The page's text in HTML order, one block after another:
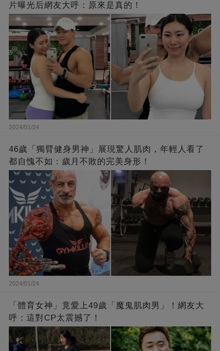
片曝光后網友大呼：原來是真的！
2024/01/24
46歲「獨臂健身男神」展現驚人肌肉，年輕人看了
都自愧不如：歲月不敗的完美身形！
2024/01/24
「體育女神」竟愛上49歲「魔鬼肌肉男」！網友大
呼：這對CP太震撼了！